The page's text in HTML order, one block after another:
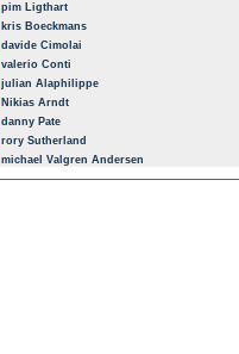
pim Ligthart
kris Boeckmans
davide Cimolai
valerio Conti
julian Alaphilippe
Nikias Arndt
danny Pate
rory Sutherland
michael Valgren Andersen